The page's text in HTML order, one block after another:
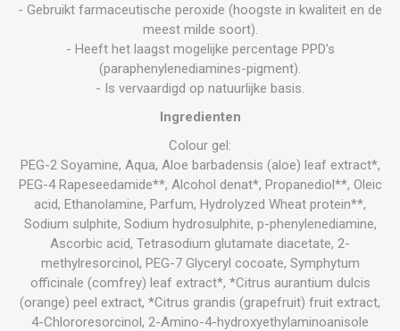
- Gebruikt farmaceutische peroxide (hoogste in kwaliteit en de
meest milde soort).
- Heeft het laagst mogelijke percentage PPD’s
(paraphenylenediamines-pigment).
- Is vervaardigd op natuurlijke basis.
Ingredienten
Colour gel:
PEG-2 Soyamine, Aqua, Aloe barbadensis (aloe) leaf extract*,
PEG-4 Rapeseedamide**, Alcohol denat*, Propanediol**, Oleic
acid, Ethanolamine, Parfum, Hydrolyzed Wheat protein**,
Sodium sulphite, Sodium hydrosulphite, p-phenylenediamine,
Ascorbic acid, Tetrasodium glutamate diacetate, 2-
methylresorcinol, PEG-7 Glyceryl cocoate, Symphytum
officinale (comfrey) leaf extract*, *Citrus aurantium dulcis
(orange) peel extract, *Citrus grandis (grapefruit) fruit extract,
4-Chlororesorcinol, 2-Amino-4-hydroxyethylaminoanisole